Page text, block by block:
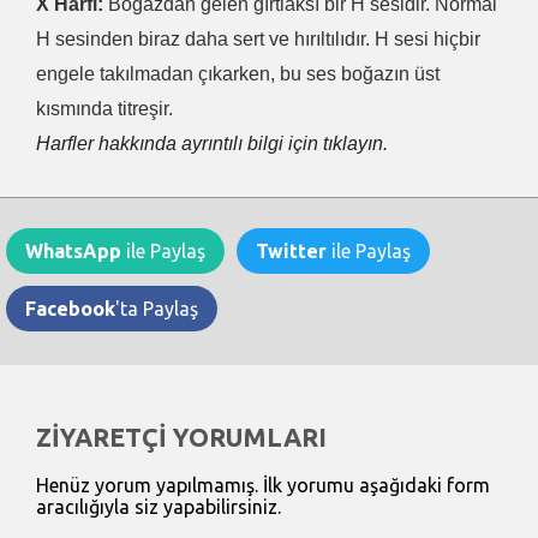
X Harfi: Boğazdan gelen gırtlaksı bir H sesidir. Normal
H sesinden biraz daha sert ve hırıltılıdır. H sesi hiçbir
engele takılmadan çıkarken, bu ses boğazın üst
kısmında titreşir.
Harfler hakkında ayrıntılı bilgi için tıklayın.
WhatsApp ile Paylaş Twitter ile Paylaş
Facebook'ta Paylaş
ZİYARETÇİ YORUMLARI
Henüz yorum yapılmamış. İlk yorumu aşağıdaki form
aracılığıyla siz yapabilirsiniz.